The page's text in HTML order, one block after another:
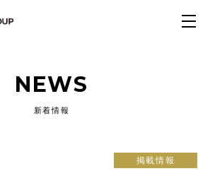
NEWS
新着情報
掲載情報